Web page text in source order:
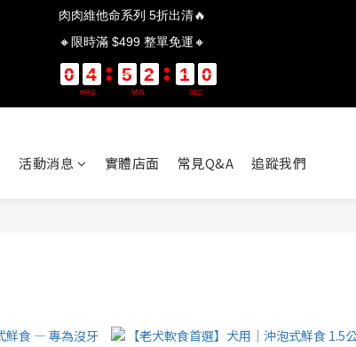
活動消息 實體店面 常見Q&A 追蹤我們
肉肉維他命系列 5折出清🔥
🔸限時滿 $499 整單免運🔸
HRS
0
0
0
0 4
4
4
4
MIN
5
5
5
5 2
2
2
2
SEC
1
1
0 0
0
0
0
9